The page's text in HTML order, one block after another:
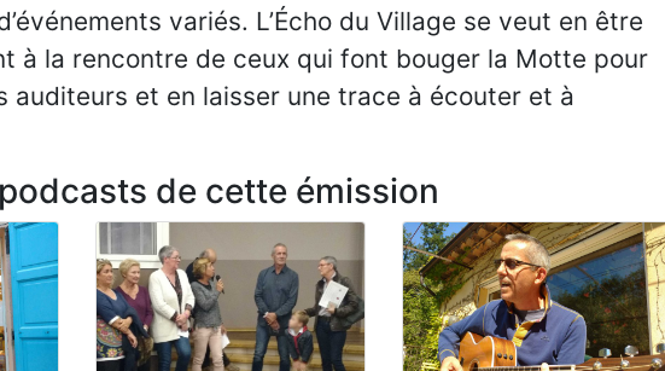
variés. L’Écho du Village se veut en être
à la rencontre de ceux qui font bouger la Motte pour
auditeurs et en laisser une trace à écouter et à
de cette émission